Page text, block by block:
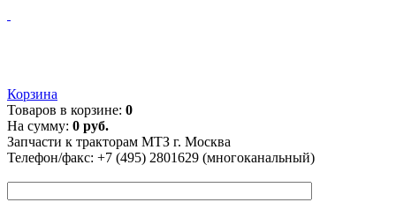
Корзина
Товаров в корзине: 0
На сумму: 0 руб.
Запчасти к тракторам МТЗ г. Москва
Телефон/факс: +7 (495) 2801629 (многоканальный)